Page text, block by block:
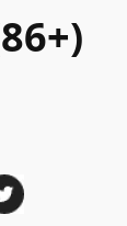
(+86)4008 601012